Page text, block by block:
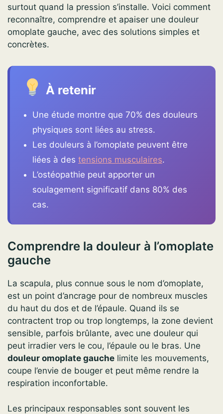
surtout quand la pression s’installe. Voici comment
reconnaître, comprendre et apaiser une douleur
omoplate gauche, avec des solutions simples et
concrètes.
À retenir
Une étude montre que 70% des douleurs
physiques sont liées au stress.
Les douleurs à l’omoplate peuvent être
liées à des tensions musculaires.
L’ostéopathie peut apporter un
soulagement significatif dans 80% des
cas.
Comprendre la douleur à l’omoplate
gauche
La scapula, plus connue sous le nom d’omoplate,
est un point d’ancrage pour de nombreux muscles
du haut du dos et de l’épaule. Quand ils se
contractent trop ou trop longtemps, la zone devient
sensible, parfois brûlante, avec une douleur qui
peut irradier vers le cou, l’épaule ou le bras. Une
douleur omoplate gauche limite les mouvements,
coupe l’envie de bouger et peut même rendre la
respiration inconfortable.
Les principaux responsables sont souvent les